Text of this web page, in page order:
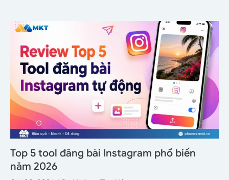
Top 5 tool đăng bài Instagram phổ biến
năm 2026